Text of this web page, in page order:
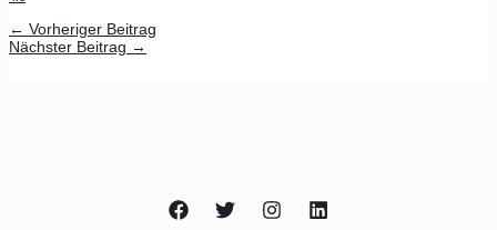
← Vorheriger Beitrag
Nächster Beitrag →